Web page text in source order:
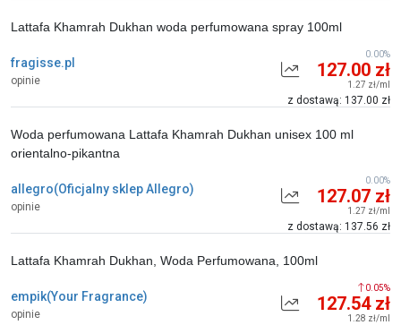
fragisse.pl
opinie
Lattafa Khamrah Dukhan woda perfumowana spray 100ml
127.00 zł
1.27 zł/ml
z dostawą: 137.00 zł
0.00%
allegro(Oficjalny sklep Allegro)
opinie
Woda perfumowana Lattafa Khamrah Dukhan unisex 100 ml
orientalno-pikantna
127.07 zł
1.27 zł/ml
z dostawą: 137.56 zł
0.00%
empik(Your Fragrance)
opinie
Lattafa Khamrah Dukhan, Woda Perfumowana, 100ml
127.54 zł
1.28 zł/ml
0.05%